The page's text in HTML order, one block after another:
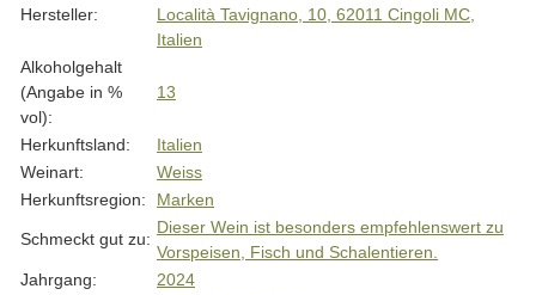
Hersteller:
Località Tavignano, 10, 62011 Cingoli MC,
Italien
Alkoholgehalt
(Angabe in %
vol):
13
Herkunftsland:
Italien
Weinart:
Weiss
Herkunftsregion:
Marken
Schmeckt gut zu:
Dieser Wein ist besonders empfehlenswert zu
Vorspeisen, Fisch und Schalentieren.
Jahrgang:
2024